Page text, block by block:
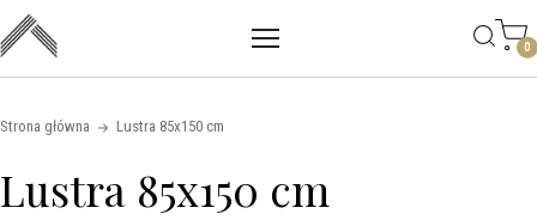
Skip to content
Main mobile navigation
0
Strona główna Lustra 85x150 cm
Lustra 85x150 cm